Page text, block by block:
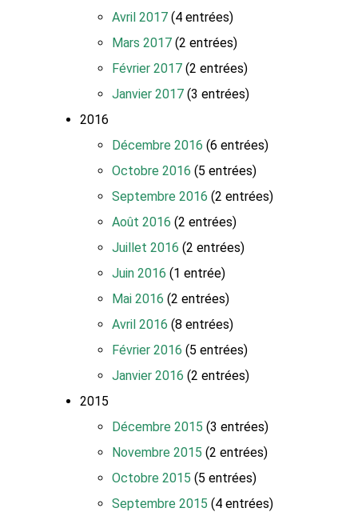
Avril 2017 (4 entrées)
Mars 2017 (2 entrées)
Février 2017 (2 entrées)
Janvier 2017 (3 entrées)
2016
Décembre 2016 (6 entrées)
Octobre 2016 (5 entrées)
Septembre 2016 (2 entrées)
Août 2016 (2 entrées)
Juillet 2016 (2 entrées)
Juin 2016 (1 entrée)
Mai 2016 (2 entrées)
Avril 2016 (8 entrées)
Février 2016 (5 entrées)
Janvier 2016 (2 entrées)
2015
Décembre 2015 (3 entrées)
Novembre 2015 (2 entrées)
Octobre 2015 (5 entrées)
Septembre 2015 (4 entrées)